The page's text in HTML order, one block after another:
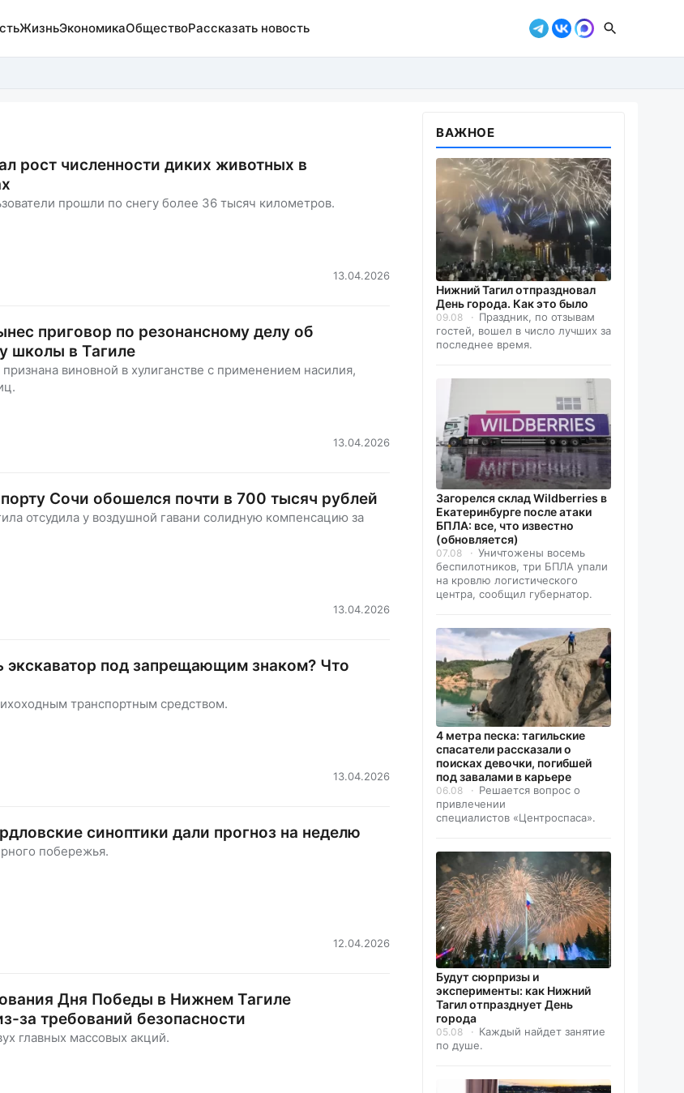
ЖизньЭкономикаОбществоРассказать новость
рост численности диких животных в
прошли по снегу более 36 тысяч километров.
13.04.2026
приговор по резонансному делу об
школы в Тагиле
виновной в хулиганстве с применением насилия,
13.04.2026
Сочи обошелся почти в 700 тысяч рублей
отсудила у воздушной гавани солидную компенсацию за
13.04.2026
экскаватор под запрещающим знаком? Что
транспортным средством.
13.04.2026
синоптики дали прогноз на неделю
побережья.
12.04.2026
Дня Победы в Нижнем Тагиле
за требований безопасности
главных массовых акций.
ВАЖНОЕ
Нижний Тагил отпраздновал
День города. Как это было
09.08
Праздник, по отзывам
гостей, вошел в число лучших за
последнее время.
Загорелся склад Wildberries в
Екатеринбурге после атаки
БПЛА: все, что известно
(обновляется)
07.08
Уничтожены восемь
беспилотников, три БПЛА упали
на кровлю логистического
центра, сообщил губернатор.
4 метра песка: тагильские
спасатели рассказали о
поисках девочки, погибшей
под завалами в карьере
06.08
Решается вопрос о
привлечении
специалистов «Центроспаса».
Будут сюрпризы и
эксперименты: как Нижний
Тагил отпразднует День
города
05.08
Каждый найдет занятие
по душе.